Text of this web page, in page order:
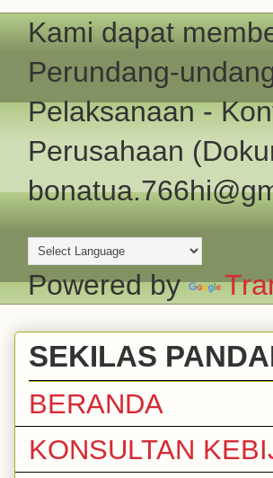
Kami dapat
Perundang-
Pelaksanaan -
Perusahaan
Powered by
SEKILAS
BERANDA
KONSULTAN